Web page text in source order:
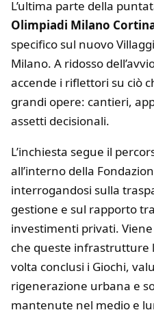
L’ultima parte della
Olimpiadi Milano
specifico sul nuovo
Milano. A ridosso
accende i riflettori su ciò
grandi opere: cantieri,
assetti decisionali.
L’inchiesta segue il
all’interno della
interrogandosi sulla
gestione e sul rapporto
investimenti privati.
che queste infrastrutture
volta conclusi i Giochi,
rigenerazione urbana e
mantenute nel medio e